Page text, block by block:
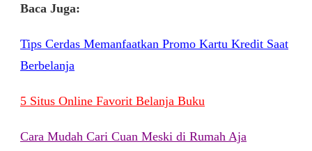
Baca Juga:
Tips Cerdas Memanfaatkan Promo Kartu Kredit Saat
Berbelanja
5 Situs Online Favorit Belanja Buku
Cara Mudah Cari Cuan Meski di Rumah Aja